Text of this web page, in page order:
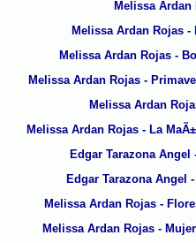
Melissa Ardan
Melissa Ardan Rojas
Melissa Ardan Rojas -
Melissa Ardan Rojas -
Melissa Ardan
Melissa Ardan Rojas - La
Edgar Tarazona
Edgar Tarazona Angel
Melissa Ardan Rojas -
Melissa Ardan Rojas -